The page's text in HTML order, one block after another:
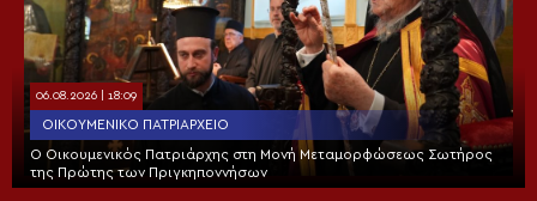
06.08.2026 | 18:09
ΟΙΚΟΥΜΕΝΙΚΌ ΠΑΤΡΙΑΡΧΕΊΟ
Ο Οικουμενικός Πατριάρχης στη Μονή Μεταμορφώσεως Σωτήρος
της Πρώτης των Πριγκηποννήσων